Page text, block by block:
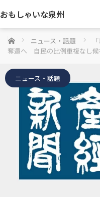
おもしゃいな泉州
ホーム ニュース・話題
奪還へ 自民の比例重複なし候
ニュース・話題